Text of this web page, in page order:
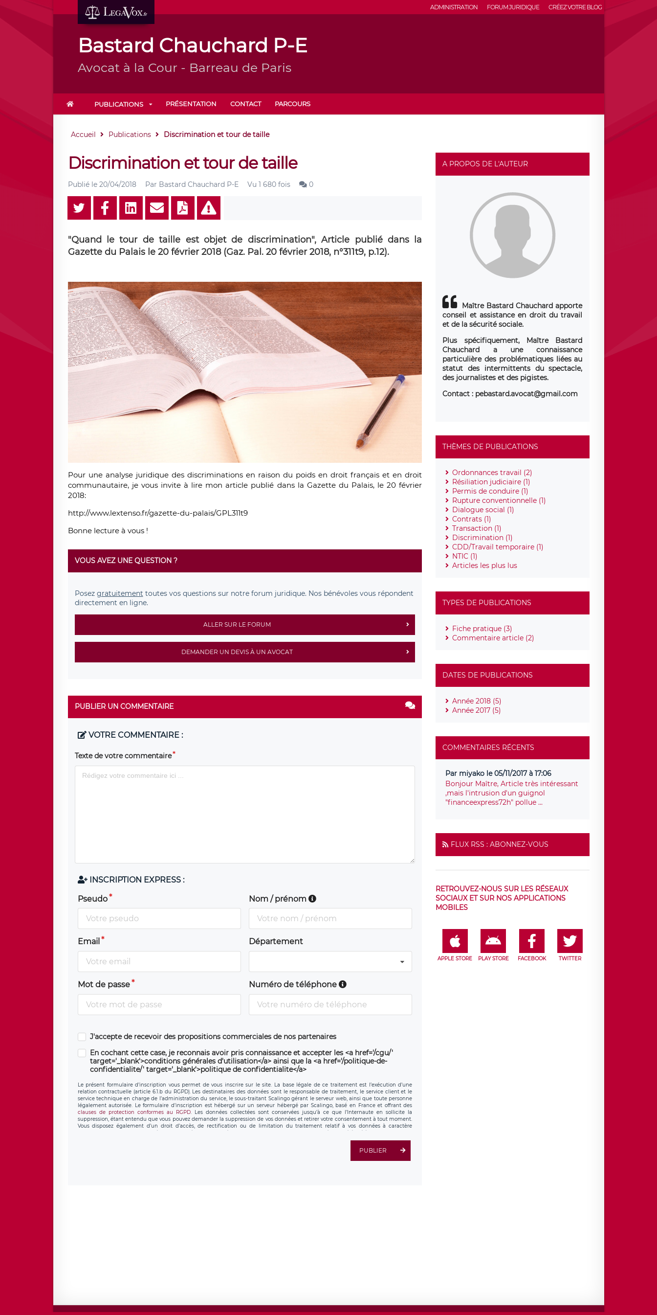
ADMINISTRATION FORUM JURIDIQUE CRÉEZ VOTRE BLOG
Bastard Chauchard P-E
Avocat à la Cour - Barreau de Paris
PUBLICATIONS PRÉSENTATION CONTACT PARCOURS
Accueil Publications Discrimination et tour de taille
Discrimination et tour de taille
Publié le 20/04/2018 Par Bastard Chauchard P-E Vu 1 680 fois 0
"Quand le tour de taille est objet de discrimination", Article publié dans la
Gazette du Palais le 20 février 2018 (Gaz. Pal. 20 février 2018, n°311t9, p.12).
Pour une analyse juridique des discriminations en raison du poids en droit français et en droit
communautaire, je vous invite à lire mon article publié dans la Gazette du Palais, le 20 février
2018:
http://www.lextenso.fr/gazette-du-palais/GPL311t9
Bonne lecture à vous !
VOUS AVEZ UNE QUESTION ?
Posez gratuitement toutes vos questions sur notre forum juridique. Nos bénévoles vous répondent
directement en ligne.
ALLER SUR LE FORUM
DEMANDER UN DEVIS À UN AVOCAT
PUBLIER UN COMMENTAIRE
VOTRE COMMENTAIRE :
Texte de votre commentaire
INSCRIPTION EXPRESS :
Pseudo Nom / prénom
Email Département
Mot de passe Numéro de téléphone
J'accepte de recevoir des propositions commerciales de nos partenaires
En cochant cette case, je reconnais avoir pris connaissance et accepter les <a href='/cgu/'
target='_blank'>conditions générales d'utilisation</a> ainsi que la <a href='/politique-de-
confidentialite/' target='_blank'>politique de confidentialite</a>
Le présent formulaire d’inscription vous permet de vous inscrire sur le site. La base légale de ce traitement est l’exécution d’une
relation contractuelle (article 6.1.b du RGPD). Les destinataires des données sont le responsable de traitement, le service client et le
service technique en charge de l’administration du service, le sous-traitant Scalingo gérant le serveur web, ainsi que toute personne
légalement autorisée. Le formulaire d’inscription est hébergé sur un serveur hébergé par Scalingo, basé en France et offrant des
clauses de protection conformes au RGPD. Les données collectées sont conservées jusqu’à ce que l’Internaute en sollicite la
suppression, étant entendu que vous pouvez demander la suppression de vos données et retirer votre consentement à tout moment.
Vous disposez également d’un droit d’accès, de rectification ou de limitation du traitement relatif à vos données à caractère
personnel, ainsi que d’un droit à la portabilité de vos données. Vous pouvez exercer ces droits auprès du délégué à la protection des
données de LÉGAVOX qui exerce au siège social de LÉGAVOX et est joignable à l’adresse mail suivante :
donneespersonnelles@legavox.fr. Le responsable de traitement est la société LÉGAVOX, sis 9 rue Léopold Sédar Senghor, joignable à
l’adresse mail : responsabledetraitement@legavox.fr. Vous avez également le droit d’introduire une réclamation auprès d’une autorité
PUBLIER
A PROPOS DE L'AUTEUR
Maître Bastard Chauchard apporte
conseil et assistance en droit du travail
et de la sécurité sociale.
Plus spécifiquement, Maître Bastard
Chauchard a une connaissance
particulière des problématiques liées au
statut des intermittents du spectacle,
des journalistes et des pigistes.
Contact : pebastard.avocat@gmail.com
THÈMES DE PUBLICATIONS
Ordonnances travail (2)
Résiliation judiciaire (1)
Permis de conduire (1)
Rupture conventionnelle (1)
Dialogue social (1)
Contrats (1)
Transaction (1)
Discrimination (1)
CDD/Travail temporaire (1)
NTIC (1)
Articles les plus lus
TYPES DE PUBLICATIONS
Fiche pratique (3)
Commentaire article (2)
DATES DE PUBLICATIONS
Année 2018 (5)
Année 2017 (5)
COMMENTAIRES RÉCENTS
Par miyako le 05/11/2017 à 17:06
Bonjour Maître, Article très intéressant
,mais l'intrusion d'un guignol
"financeexpress72h" pollue ...
FLUX RSS : ABONNEZ-VOUS
RETROUVEZ-NOUS SUR LES RÉSEAUX
SOCIAUX ET SUR NOS APPLICATIONS
MOBILES
APPLE STORE PLAY STORE FACEBOOK TWITTER